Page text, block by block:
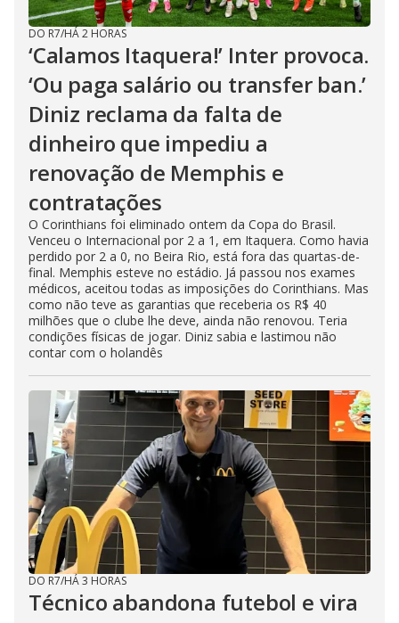
DO R7/HÁ 2 HORAS
‘Calamos Itaquera!’ Inter provoca.
‘Ou paga salário ou transfer ban.’
Diniz reclama da falta de
dinheiro que impediu a
renovação de Memphis e
contratações
O Corinthians foi eliminado ontem da Copa do Brasil.
Venceu o Internacional por 2 a 1, em Itaquera. Como havia
perdido por 2 a 0, no Beira Rio, está fora das quartas-de-
final. Memphis esteve no estádio. Já passou nos exames
médicos, aceitou todas as imposições do Corinthians. Mas
como não teve as garantias que receberia os R$ 40
milhões que o clube lhe deve, ainda não renovou. Teria
condições físicas de jogar. Diniz sabia e lastimou não
contar com o holandês
DO R7/HÁ 3 HORAS
Técnico abandona futebol e vira